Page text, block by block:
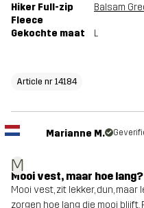
Hiker Full-zip
Fleece
Balsam
Gekochte maat L
Article nr 14184
M
Marianne M.
Mooi vest, maar hoe lang?
Mooi vest, zit lekker, dun, maar
zorgen hoe lang die mooi blijft.